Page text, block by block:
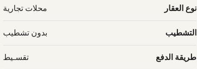
نوع العقار محلات تجارية
التشطيب بدون تشطيب
طريقة الدفع تقسـيط